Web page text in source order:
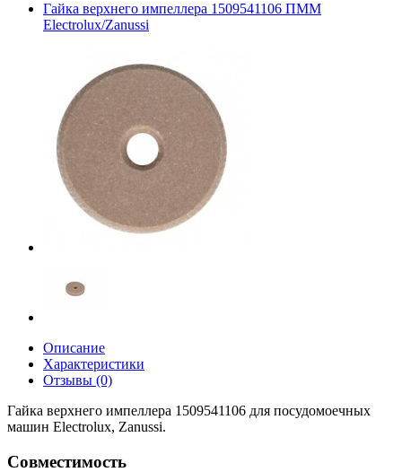
Гайка верхнего импеллера 1509541106 ПММ
Electrolux/Zanussi
Описание
Характеристики
Отзывы (0)
Гайка верхнего импеллера 1509541106 для посудомоечных
машин Electrolux, Zanussi.
Совместимость